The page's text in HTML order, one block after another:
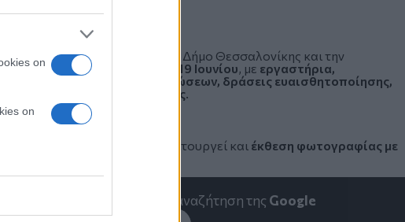
on
on
διοργανώνεται από τον Δήμο Θεσσαλονίκης και την
σήμερα έως την Παρασκευή 19 Ιουνίου, με εργαστήρια,
κοινωνικών οργανώσεων, δράσεις ευαισθητοποίησης,
διάλογο με φορείς και πολίτες.
του δημαρχείου θα λειτουργεί και έκθεση φωτογραφίας με
στην αναζήτηση της Google